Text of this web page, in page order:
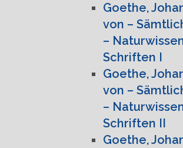
Goethe,
von –
–
Schriften I
Goethe,
von –
–
Schriften II
Goethe,